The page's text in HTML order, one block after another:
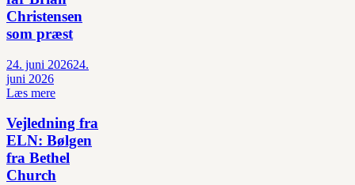
Christensen
som præst
24. juni 202624.
juni 2026
Læs mere
Vejledning fra
ELN: Bølgen
fra Bethel
Church